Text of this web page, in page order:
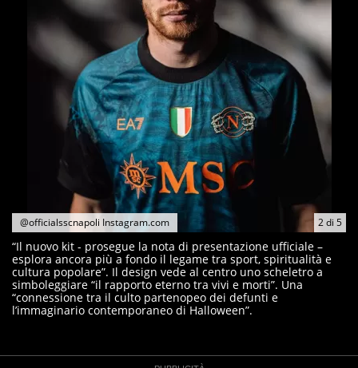
2di 5
@officialsscnapoli Instagram.com
“Il nuovo kit - prosegue la nota di presentazione ufficiale –
esplora ancora più a fondo il legame tra sport, spiritualità e
cultura popolare”. Il design vede al centro uno scheletro a
simboleggiare “il rapporto eterno tra vivi e morti”. Una
“connessione tra il culto partenopeo dei defunti e
l’immaginario contemporaneo di Halloween”.